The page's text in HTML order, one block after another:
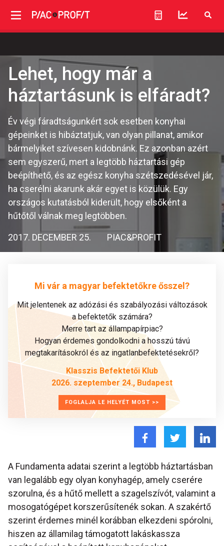
Lehet, hogy már a
háztartásunk is elfáradt?
Év végi fáradtságunkért sok esetben konyhai
gépeinket is hibáztatjuk, van olyan pillanat, amikor
bármelyiket szívesen kidobnánk. Ez azonban azért
sem egyszerű, mert a legtöbb háztartási gép
beépíthető, és az egész konyha szétszedésével jár,
ha cserélni akarunk akár egyet is közülük. Egy
országos kutatásból kiderült, hogy elsőként a
hűtőtől válnak meg legtöbben.
2017. DECEMBER 25. PIAC&PROFIT
Mi vár a magyar befektetőkre ősszel?
Mit jelentenek az adózási és szabályozási változások
a befektetők számára?
Merre tart az állampapírpiac?
Hogyan érdemes gondolkodni a hosszú távú
megtakarításokról és az ingatlanbefektetésekről?
Klasszis Befektetői Klub
2026. szeptember 24., Budapest
FOGLALJA LE HELYÉT MOST >>
A Fundamenta adatai szerint a legtöbb háztartásban
van legalább egy olyan konyhagép, amely cserére
szorulna, és a hűtő mellett a szagelszívót, valamint a
mosogatógépet korszerűsítenék sokan. A szakértő
szerint érdemes minél korábban elkezdeni spórolni,
hiszen az államilag támogatott lakáskassza